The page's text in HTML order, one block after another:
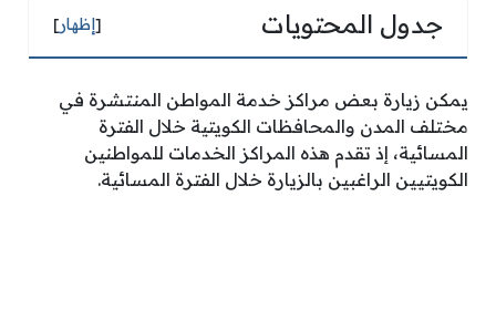
جدول المحتويات [إظهار]
يمكن زيارة بعض مراكز خدمة المواطن المنتشرة في
مختلف المدن والمحافظات الكويتية خلال الفترة
المسائية، إذ تقدم هذه المراكز الخدمات للمواطنين
الكويتيين الراغبين بالزيارة خلال الفترة المسائية.